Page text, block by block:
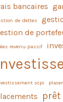
bancaires
de dettes
de
revenu passif
scpi